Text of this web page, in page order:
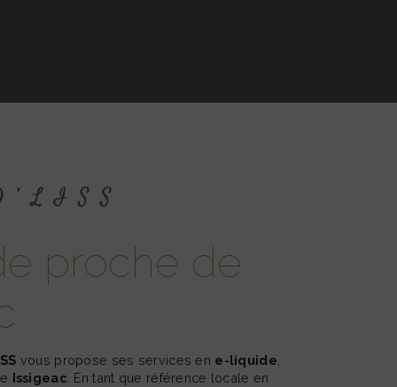
vous propose ses services en e-liquide
Issigeac . En tant que référence locale en